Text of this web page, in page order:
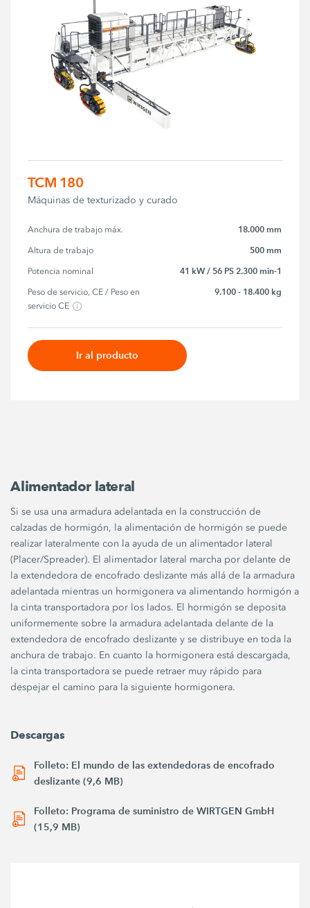
TCM 180
Máquinas de texturizado y curado
Anchura de trabajo máx. 18.000 mm
Altura de trabajo 500 mm
Potencia nominal 41 kW / 56 PS 2.300 min-1
Peso de servicio, CE / Peso en
servicio CE
9.100 - 18.400 kg
Ir al producto
Alimentador lateral
Si se usa una armadura adelantada en la construcción de
calzadas de hormigón, la alimentación de hormigón se puede
realizar lateralmente con la ayuda de un alimentador lateral
(Placer/Spreader). El alimentador lateral marcha por delante de
la extendedora de encofrado deslizante más allá de la armadura
adelantada mientras un hormigonera va alimentando hormigón a
la cinta transportadora por los lados. El hormigón se deposita
uniformemente sobre la armadura adelantada delante de la
extendedora de encofrado deslizante y se distribuye en toda la
anchura de trabajo. En cuanto la hormigonera está descargada,
la cinta transportadora se puede retraer muy rápido para
despejar el camino para la siguiente hormigonera.
Descargas
Folleto: El mundo de las extendedoras de encofrado
deslizante (9,6 MB)
Folleto: Programa de suministro de WIRTGEN GmbH
(15,9 MB)